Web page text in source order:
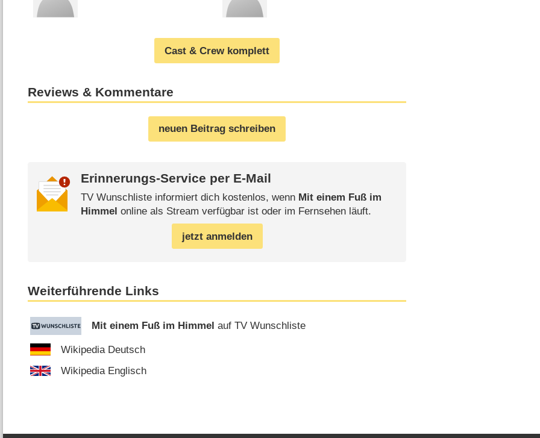
Cast & Crew komplett
Reviews & Kommentare
neuen Beitrag schreiben
Erinnerungs-Service per E-Mail
TV Wunschliste informiert dich kostenlos, wenn Mit einem Fuß im
Himmel online als Stream verfügbar ist oder im Fernsehen läuft.
jetzt anmelden
Weiterführende Links
Mit einem Fuß im Himmel auf TV Wunschliste
Wikipedia Deutsch
Wikipedia Englisch